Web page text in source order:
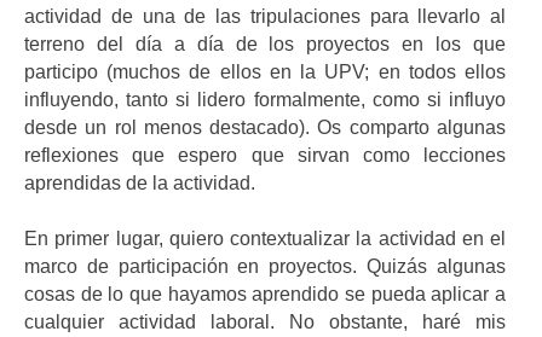
actividad de una de las tripulaciones para llevarlo al
terreno del día a día de los proyectos en los que
participo (muchos de ellos en la UPV; en todos ellos
influyendo, tanto si lidero formalmente, como si influyo
desde un rol menos destacado). Os comparto algunas
reflexiones que espero que sirvan como lecciones
aprendidas de la actividad.
En primer lugar, quiero contextualizar la actividad en el
marco de participación en proyectos. Quizás algunas
cosas de lo que hayamos aprendido se pueda aplicar a
cualquier actividad laboral. No obstante, haré mis